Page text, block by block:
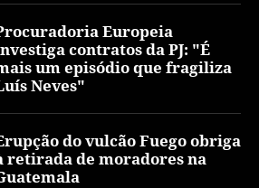
Europeia
contratos da PJ: "É
um episódio que fragiliza
Neves"
do vulcão Fuego obriga
retirada de moradores na